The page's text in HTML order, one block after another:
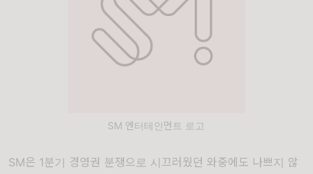
SM 엔터테인먼트 로고
SM은 1분기 경영권 분쟁으로 시끄러웠던 와중에도 나쁘지 않